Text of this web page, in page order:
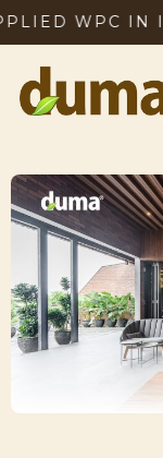
WPC IN